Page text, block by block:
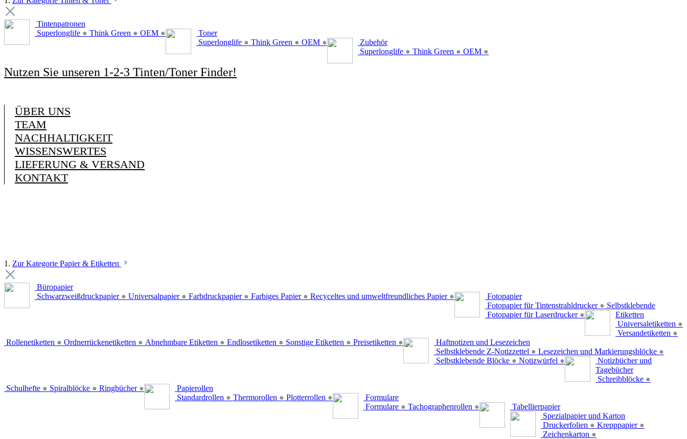
Tintenpatronen
Superlonglife ● Think Green ● OEM ●
Toner
Superlonglife ● Think Green ● OEM ●
Zubehör
Superlonglife ● Think Green ● OEM ●
Nutzen Sie unseren 1-2-3 Tinten/Toner Finder!
ÜBER UNS
TEAM
NACHHALTIGKEIT
WISSENSWERTES
LIEFERUNG & VERSAND
KONTAKT
1. Zur Kategorie Papier & Etiketten
Büropapier
Schwarzweißdruckpapier ● Universalpapier ● Farbdruckpapier ● Farbiges Papier ● Recyceltes und umweltfreundliches Papier ●
Fotopapier
Fotopapier für Tintenstrahldrucker ●
Fotopapier für Laserdrucker ●
Selbstklebende
Etiketten
Universaletiketten ●
Versandetiketten ●
Rollenetiketten ● Ordnerrückenetiketten ● Abnehmbare Etiketten ● Endlosetiketten ● Sonstige Etiketten ● Preisetiketten ●
Haftnotizen und Lesezeichen
Selbstklebende Z-Notizzettel ● Lesezeichen und Markierungsblöcke ●
Selbstklebende Blöcke ● Notizwürfel ●
Notizbücher und
Tagebücher
Schreibblöcke ●
Schulhefte ● Spiralblöcke ● Ringbücher ●
Papierollen
Standardrollen ● Thermorollen ● Plotterrollen ●
Formulare
Formulare ● Tachographenrollen ●
Tabellierpapier
Spezialpapier und Karton
Druckerfolien ● Krepppapier ●
Zeichenkarton ●